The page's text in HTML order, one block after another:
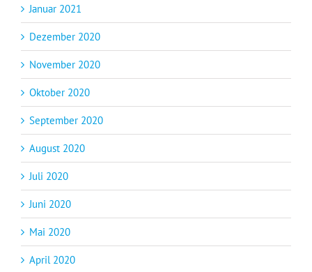
Januar 2021
Dezember 2020
November 2020
Oktober 2020
September 2020
August 2020
Juli 2020
Juni 2020
Mai 2020
April 2020